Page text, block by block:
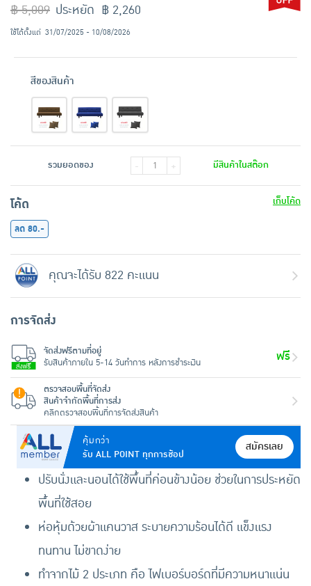
คุ้มกว่า
รับ ALL POINT ทุกการช้อป
สมัครเลย
ปรับนั่งและนอนได้ใช้พื้นที่ค่อนข้างน้อย ช่วยในการประหยัด
พื้นที่ใช้สอย
ห่อหุ้มด้วยผ้าแคนวาส ระบายความร้อนได้ดี แข็งแรง
ทนทาน ไม่ขาดง่าย
ทำจากไม้ 2 ประเภท คือ ไฟเบอร์บอร์ดที่มีความหนาแน่น
฿ 5,009 ประหยัด ฿ 2,260
ใช้ได้ตั้งแต่ 31/07/2025 - 10/08/2026
สีของสินค้า
รวมยอดของ - + มีสินค้าในสต๊อก
โค้ด
เก็บโค้ด
ลด 80.-
คุณจะได้รับ 822 คะแนน
การจัดส่ง
จัดส่งฟรีตามที่อยู่
รับสินค้าภายใน 5-14 วันทำการ หลังการชำระเงิน
ฟรี
ตรวจสอบพื้นที่จัดส่ง
สินค้าจำกัดพื้นที่การส่ง
คลิกตรวจสอบพื้นที่การจัดส่งสินค้า